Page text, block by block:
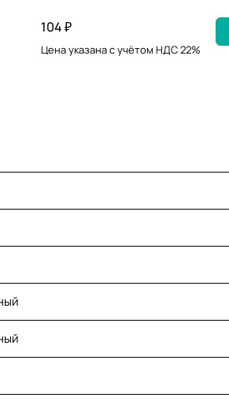
104 ₽
Цена указана с учётом НДС 22%